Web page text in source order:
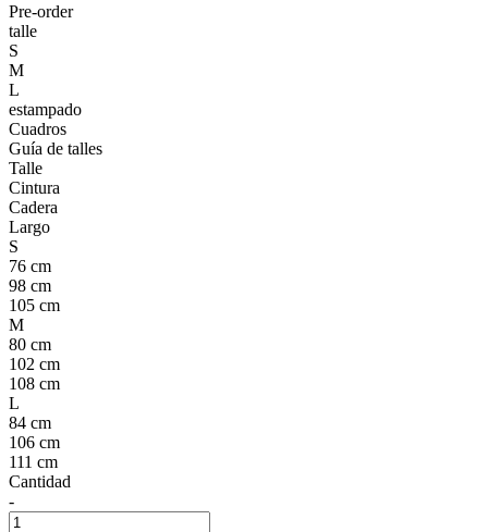
Pre-order
talle
S
M
L
estampado
Cuadros
Guía de talles
Talle
Cintura
Cadera
Largo
S
76 cm
98 cm
105 cm
M
80 cm
102 cm
108 cm
L
84 cm
106 cm
111 cm
Cantidad
-